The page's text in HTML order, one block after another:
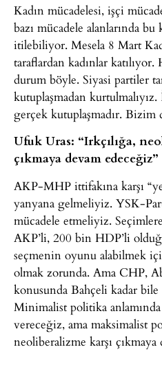
Kadın mücadelesi, işçi
bazı mücadele alanlarında
itilebiliyor. Mesela 8 Mart
taraflardan kadınlar
durum böyle. Siyasi partiler
kutuplaşmadan
gerçek kutuplaşmadır. Bizim
Ufuk Uras: “Irkçılığa,
çıkmaya devam edeceğiz”
AKP-MHP ittifakına karşı
yanyana gelmeliyiz. YSK-
mücadele etmeliyiz.
AKP’li, 200 bin HDP’li
seçmenin oyunu alabilmek
olmak zorunda. Ama CHP,
konusunda Bahçeli kadar bile
Minimalist politika
vereceğiz, ama maksimalist
neoliberalizme karşı